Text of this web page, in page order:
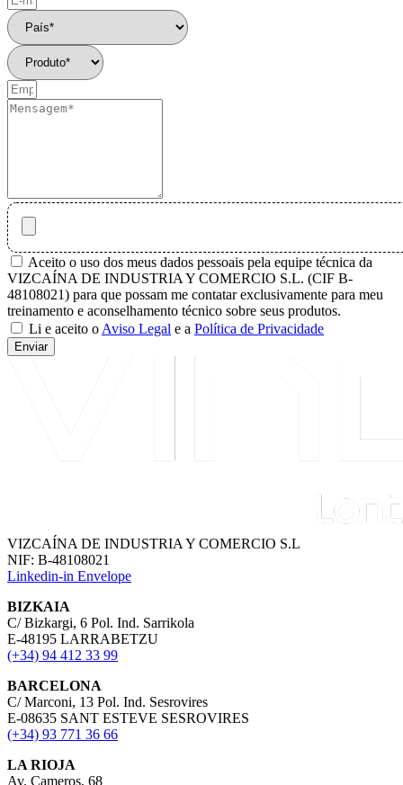
Aceito o uso dos meus dados pessoais pela equipe técnica da
VIZCAÍNA DE INDUSTRIA Y COMERCIO S.L. (CIF B-
48108021) para que possam me contatar exclusivamente para meu
treinamento e aconselhamento técnico sobre seus produtos.
Li e aceito o Aviso Legal e a Política de Privacidade
Enviar
VIZCAÍNA DE INDUSTRIA Y COMERCIO S.L
NIF: B-48108021
Linkedin-in Envelope
BIZKAIA
C/ Bizkargi, 6 Pol. Ind. Sarrikola
E-48195 LARRABETZU
(+34) 94 412 33 99
BARCELONA
C/ Marconi, 13 Pol. Ind. Sesrovires
E-08635 SANT ESTEVE SESROVIRES
(+34) 93 771 36 66
LA RIOJA
Av. Cameros, 68